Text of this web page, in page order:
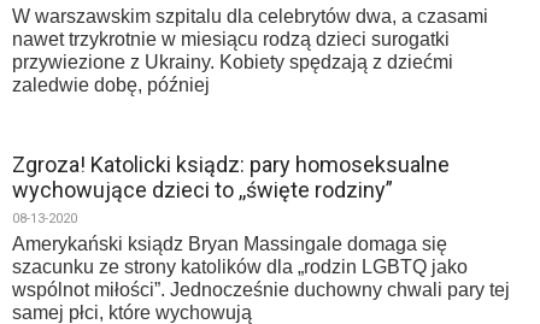
W warszawskim szpitalu dla celebrytów dwa, a czasami
nawet trzykrotnie w miesiącu rodzą dzieci surogatki
przywiezione z Ukrainy. Kobiety spędzają z dziećmi
zaledwie dobę, później
Zgroza! Katolicki ksiądz: pary homoseksualne
wychowujące dzieci to ,,święte rodziny”
08-13-2020
Amerykański ksiądz Bryan Massingale domaga się
szacunku ze strony katolików dla „rodzin LGBTQ jako
wspólnot miłości”. Jednocześnie duchowny chwali pary tej
samej płci, które wychowują